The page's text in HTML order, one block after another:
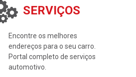
SERVIÇOS
Encontre os melhores
endereços para o seu carro.
Portal completo de serviços
automotivo.